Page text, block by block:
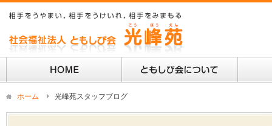
ホーム 光峰苑スタッフブログ